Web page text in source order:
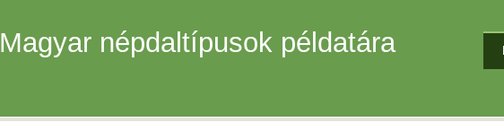
Magyar népdaltípusok példatára